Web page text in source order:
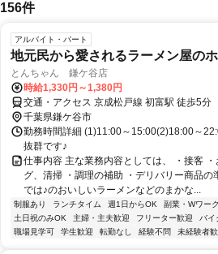
156件
アルバイト・パート
地元民から愛されるラーメン屋の
とんちゃん 鎌ケ谷店
時給1,330円～1,380円
交通・アクセス 京成松戸線 初富駅 徒歩5分
千葉県鎌ケ谷市
勤務時間詳細 (1)11:00～15:00(2)18:00～
抜群です♪
仕事内容 主な業務内容としては、 ・接客
グ、清掃 ・調理の補助 ・デリバリー商品
では♪のおいしいラーメンなどのまかな...
制服あり ランチタイム 週1日からOK 副業・Wワー
土日祝のみOK
主婦・主夫歓迎 フリーター歓迎 バイ
職場見学可
学生歓迎 転勤なし 経験不問 未経験者